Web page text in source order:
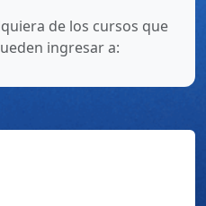
de los cursos que
ingresar a: